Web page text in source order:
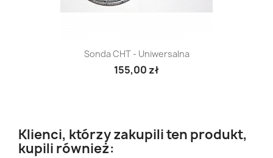
Sonda CHT - Uniwersalna
155,00 zł
Klienci, którzy zakupili ten produkt,
kupili również: